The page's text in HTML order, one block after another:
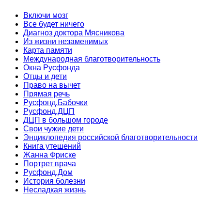
Включи мозг
Все будет ничего
Диагноз доктора Мясникова
Из жизни незаменимых
Карта памяти
Международная благотворительность
Окна Русфонда
Отцы и дети
Право на вычет
Прямая речь
Русфонд.Бабочки
Русфонд.ДЦП
ДЦП в большом городе
Свои чужие дети
Энциклопедия российской благотворительности
Книга утешений
Жанна Фриске
Портрет врача
Русфонд.Дом
История болезни
Несладкая жизнь